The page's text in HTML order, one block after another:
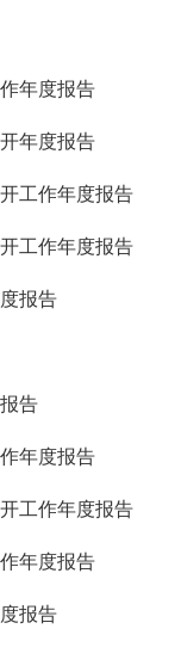
年度报告
年度报告
工作年度报告
工作年度报告
报告
告
年度报告
工作年度报告
年度报告
报告